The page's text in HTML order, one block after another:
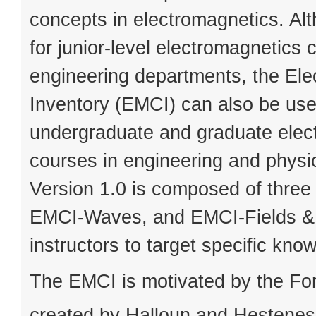
concepts in electromagnetics.
for junior-level electromagnetics
engineering departments, the
Inventory (EMCI) can also be
undergraduate and graduate
courses in engineering and
Version 1.0 is composed of
EMCI-Waves, and EMCI-Fields
instructors to target specific
The EMCI is motivated by the